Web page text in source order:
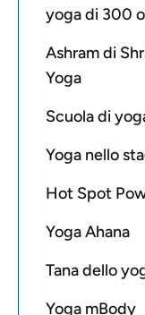
yoga di 300
Ashram di
Yoga
Scuola di
Yoga nello
Hot Spot
Yoga Ahana
Tana dello
Yoga mBody